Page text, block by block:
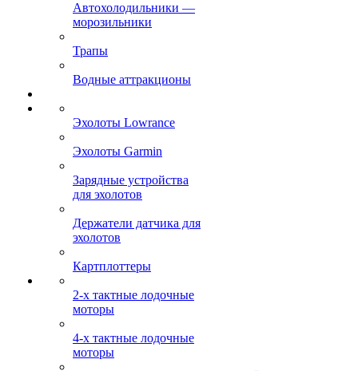
Автохолодильники —
морозильники
Трапы
Водные аттракционы
Эхолоты Lowrance
Эхолоты Garmin
Зарядные устройства
для эхолотов
Держатели датчика для
эхолотов
Картплоттеры
2-х тактные лодочные
моторы
4-х тактные лодочные
моторы